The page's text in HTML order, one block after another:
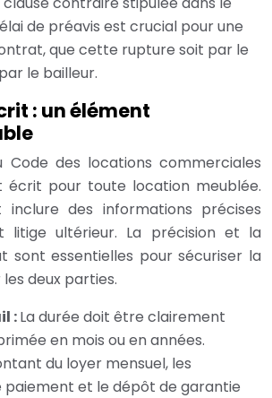
de préavis est crucial pour une
que cette rupture soit par le
le bailleur.
: un élément
Code des locations commerciales
écrit pour toute location meublée.
des informations précises
litige ultérieur. La précision et la
sont essentielles pour sécuriser la
deux parties.
:La durée doit être clairement
en mois ou en années.
du loyer mensuel, les
paiement et le dépôt de garantie